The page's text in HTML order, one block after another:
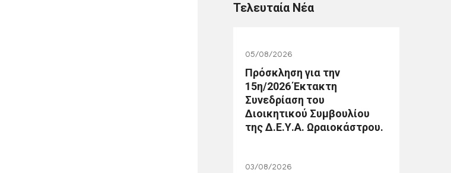
Τελευταία Νέα
05/08/2026
Πρόσκληση για την
15η/2026 Έκτακτη
Συνεδρίαση του
Διοικητικού Συμβουλίου
της Δ.Ε.Υ.Α. Ωραιοκάστρου.
03/08/2026